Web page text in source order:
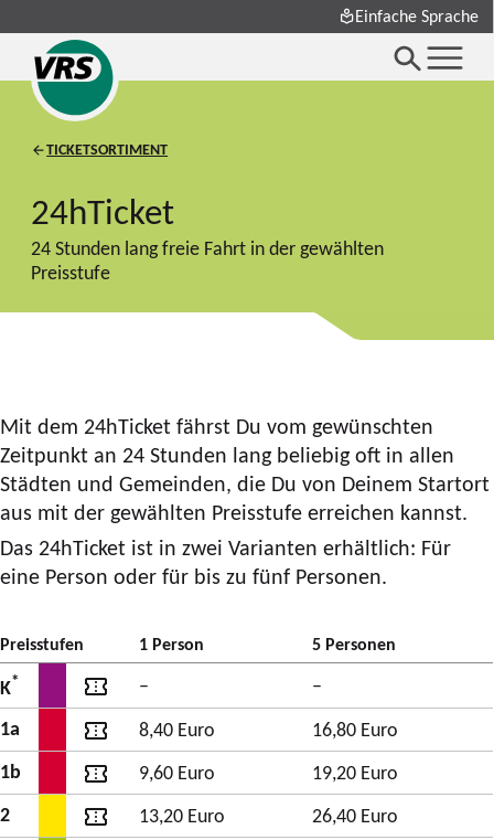
Einfache Sprache
TICKETSORTIMENT
24hTicket
24 Stunden lang freie Fahrt in der gewählten
Preisstufe
Mit dem 24hTicket fährst Du vom gewünschten
Zeitpunkt an 24 Stunden lang beliebig oft in allen
Städten und Gemeinden, die Du von Deinem Startort
aus mit der gewählten Preisstufe erreichen kannst.
Das 24hTicket ist in zwei Varianten erhältlich: Für
eine Person oder für bis zu fünf Personen.
Preisstufen 1 Person 5 Personen
K* –
–
1a
8,40 Euro
16,80 Euro
1b
9,60 Euro
19,20 Euro
2
13,20 Euro
26,40 Euro